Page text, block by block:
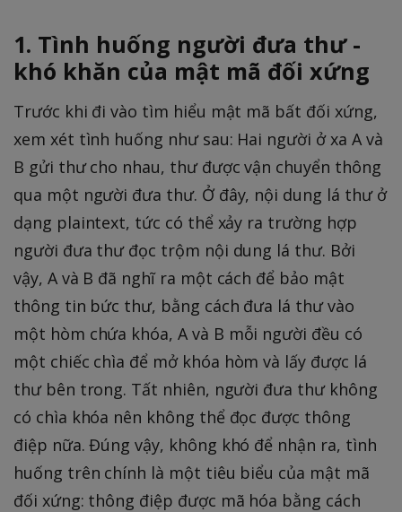
1. Tình huống người đưa thư -
khó khăn của mật mã đối xứng
Trước khi đi vào tìm hiểu mật mã bất đối xứng,
xem xét tình huống như sau: Hai người ở xa A và
B gửi thư cho nhau, thư được vận chuyển thông
qua một người đưa thư. Ở đây, nội dung lá thư ở
dạng plaintext, tức có thể xảy ra trường hợp
người đưa thư đọc trộm nội dung lá thư. Bởi
vậy, A và B đã nghĩ ra một cách để bảo mật
thông tin bức thư, bằng cách đưa lá thư vào
một hòm chứa khóa, A và B mỗi người đều có
một chiếc chìa để mở khóa hòm và lấy được lá
thư bên trong. Tất nhiên, người đưa thư không
có chìa khóa nên không thể đọc được thông
điệp nữa. Đúng vậy, không khó để nhận ra, tình
huống trên chính là một tiêu biểu của mật mã
đối xứng: thông điệp được mã hóa bằng cách